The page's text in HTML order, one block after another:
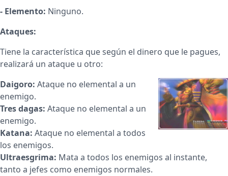
- Elemento: Ninguno.
Ataques:
Tiene la característica que según el dinero que le pagues,
realizará un ataque u otro:
Daigoro: Ataque no elemental a un
enemigo.
Tres dagas: Ataque no elemental a un
enemigo.
Katana: Ataque no elemental a todos
los enemigos.
Ultraesgrima: Mata a todos los enemigos al instante,
tanto a jefes como enemigos normales.